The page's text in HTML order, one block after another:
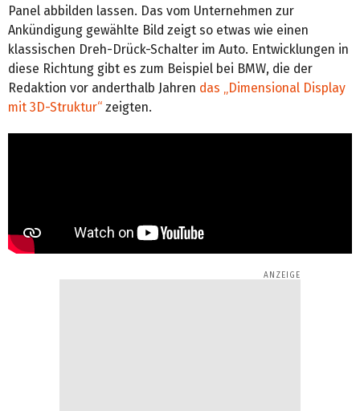
Panel abbilden lassen. Das vom Unternehmen zur
Ankündigung gewählte Bild zeigt so etwas wie einen
klassischen Dreh-Drück-Schalter im Auto. Entwicklungen in
diese Richtung gibt es zum Beispiel bei BMW, die der
Redaktion vor anderthalb Jahren das „Dimensional Display
mit 3D-Struktur“ zeigten.